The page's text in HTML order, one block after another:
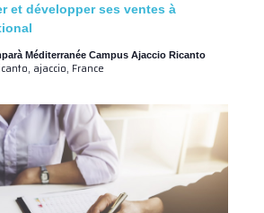
et développer ses ventes à
Méditerranée Campus Ajaccio Ricanto
ajaccio, France